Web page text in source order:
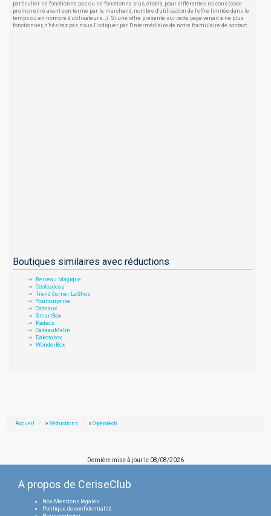
particulier ne fonctionne pas ou ne fonctionne plus, et cela, pour différentes raisons (code
promo retiré avant son terme par le marchand, nombre d'utilisation de l'offre limitée dans le
temps ou en nombre d'utilisateurs...). Si une offre présente sur cette page venait à ne plus
fonctionner, n'hésitez pas nous l'indiquer par l'intermédiaire de notre formulaire de contact.
Boutiques similaires avec réductions
Berceau Magique
Coolcadeau
Trend Corner LeShop
Yoursurprise
Cadeaux
SmartBox
Kadeos
CadeauMalin
Dakotabox
WonderBox
Accueil » Réductions » O-pentech
Dernière mise à jour le 08/08/2026
A propos de CeriseClub
Nos Mentions légales
Politique de confidentialité